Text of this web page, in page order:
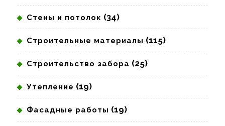
Стены и потолок (34)
Строительные материалы (115)
Строительство забора (25)
Утепление (19)
Фасадные работы (19)